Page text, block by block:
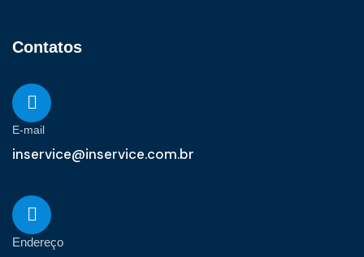
Contatos
E-mail
inservice@inservice.com.br
Endereço